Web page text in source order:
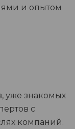
и опытом
уже знакомых
с
компаний.